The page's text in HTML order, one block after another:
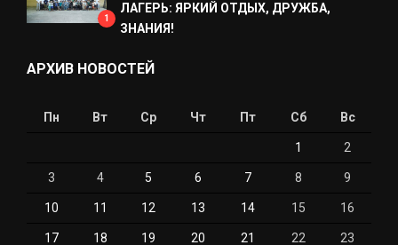
1
ЛАГЕРЬ: ЯРКИЙ ОТДЫХ, ДРУЖБА,
ЗНАНИЯ!
АРХИВ НОВОСТЕЙ
Пн Вт Ср Чт Пт Сб Вс
1 2
3 4 5 6 7 8 9
10 11 12 13 14 15 16
17 18 19 20 21 22 23